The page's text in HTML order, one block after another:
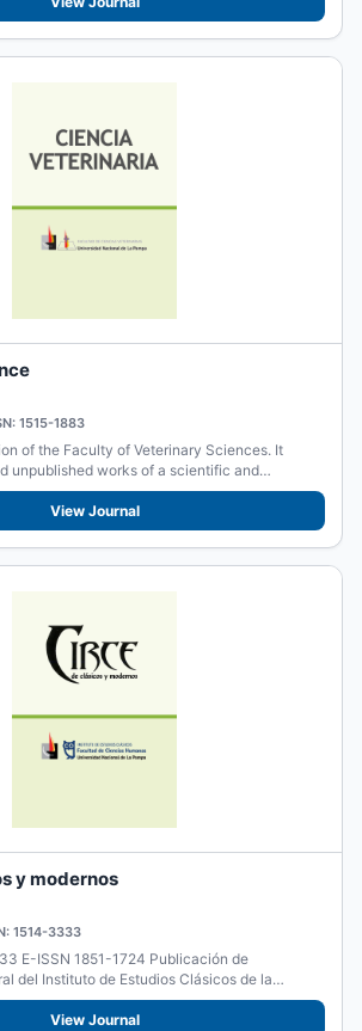
1515-1883
of the Faculty of Veterinary Sciences. It
unpublished works of a scientific and
View Journal
y modernos
1514-3333
del Instituto de Estudios Clásicos de la
View Journal